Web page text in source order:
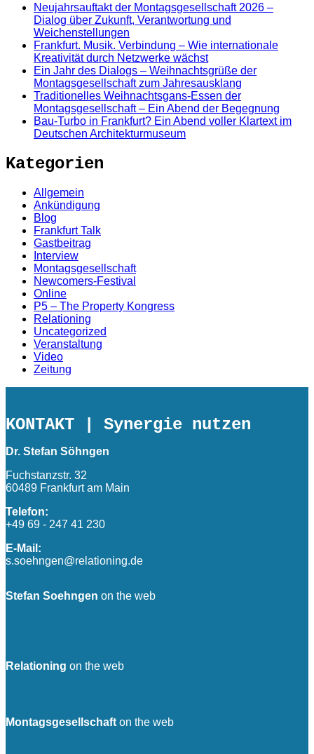
Neujahrsauftakt der Montagsgesellschaft 2026 –
Dialog über Zukunft, Verantwortung und
Weichenstellungen
Frankfurt. Musik. Verbindung – Wie internationale
Kreativität durch Netzwerke wächst
Ein Jahr des Dialogs – Weihnachtsgrüße der
Montagsgesellschaft zum Jahresausklang
Traditionelles Weihnachtsgans-Essen der
Montagsgesellschaft – Ein Abend der Begegnung
Bau-Turbo in Frankfurt? Ein Abend voller Klartext im
Deutschen Architekturmuseum
Kategorien
Allgemein
Ankündigung
Blog
Frankfurt Talk
Gastbeitrag
Interview
Montagsgesellschaft
Newcomers-Festival
Online
P5 – The Property Kongress
Relationing
Uncategorized
Veranstaltung
Video
Zeitung
KONTAKT | Synergie nutzen
Dr. Stefan Söhngen
Fuchstanzstr. 32
60489 Frankfurt am Main
Telefon:
+49 69 - 247 41 230
E-Mail:
s.soehngen@relationing.de
Stefan Soehngen on the web
Relationing on the web
Montagsgesellschafton the web